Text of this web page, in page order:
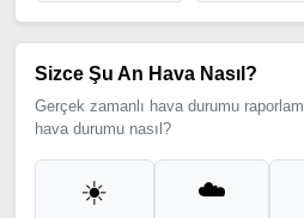
Sizce Şu An Hava Nasıl?
Gerçek zamanlı hava durumu
hava durumu nasıl?
☀️ ☁️